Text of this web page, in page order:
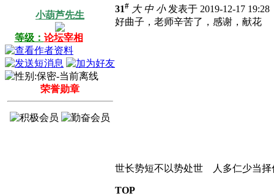
小葫芦先生
等级： 论坛宰相
荣誉勋章
31# 大 中 小发表于 2019-12-17 19:28
好曲子，老师辛苦了，感谢，献花
世长势短不以势处世 人多仁少当择
TOP